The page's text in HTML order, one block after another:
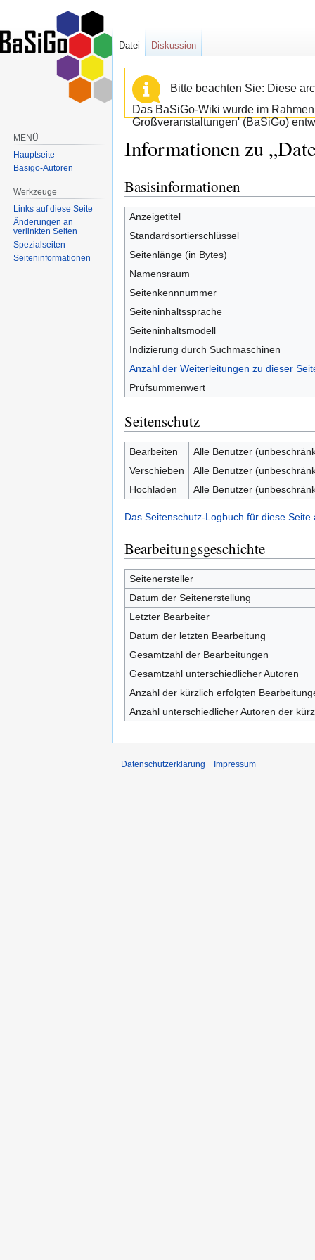
Bitte beachten Sie: Diese
Das BaSiGo-Wiki wurde im
Großveranstaltungen' (BaSiGo)
Informationen zu
Zur
Navigation
springen
Zur
Suche
springen
Basisinformationen
Anzeigetitel
Standardsortierschlüssel
Seitenlänge (in Bytes)
Namensraum
Seitenkennnummer
Seiteninhaltssprache
Seiteninhaltsmodell
Indizierung durch Suchmaschinen
Anzahl der Weiterleitungen zu dieser
Prüfsummenwert
Seitenschutz
Bearbeiten
Alle Benutzer
Verschieben
Alle Benutzer
Hochladen
Alle Benutzer
Das Seitenschutz-Logbuch für diese Seite
Bearbeitungsgeschichte
Seitenersteller
Datum der Seitenerstellung
Letzter Bearbeiter
Datum der letzten Bearbeitung
Gesamtzahl der Bearbeitungen
Gesamtzahl unterschiedlicher Autoren
Anzahl der kürzlich erfolgten
Anzahl unterschiedlicher Autoren der
Datei Diskussion
MENÜ
Hauptseite
Basigo-Autoren
Werkzeuge
Links auf diese Seite
Änderungen an
verlinkten Seiten
Spezialseiten
Seiten­informationen
Datenschutzerklärung Impressum